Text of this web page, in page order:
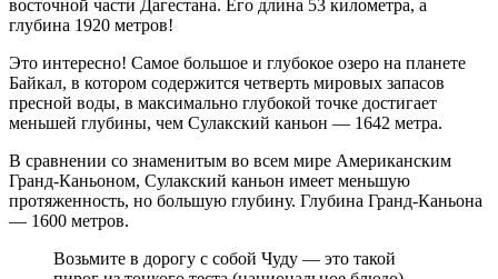
восточной части Дагестана. Его длина 53 километра, а
глубина 1920 метров!
Это интересно! Самое большое и глубокое озеро на планете
Байкал, в котором содержится четверть мировых запасов
пресной воды, в максимально глубокой точке достигает
меньшей глубины, чем Сулакский каньон — 1642 метра.
В сравнении со знаменитым во всем мире Американским
Гранд-Каньоном, Сулакский каньон имеет меньшую
протяженность, но большую глубину. Глубина Гранд-Каньона
— 1600 метров.
Возьмите в дорогу с собой Чуду — это такой